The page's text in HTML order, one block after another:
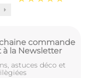
commande
à la Newsletter
astuces déco et